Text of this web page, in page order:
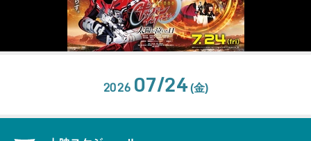
2026 07/24(金)